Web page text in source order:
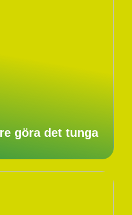
göra det tunga